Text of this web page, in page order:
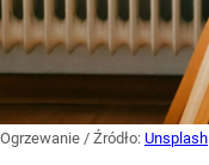
Ogrzewanie / Źródło: Unsplash